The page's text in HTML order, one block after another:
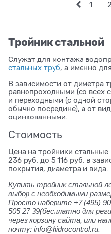
1 2
Тройник стальной
Служат для монтажа
стальных труб, а именно
В зависимости от диметра
равнопроходными (со всех
и переходными (с одной
обычно посредине), а от
оцинкованными.
Стоимость
Цена на тройники стальные
236 руб. до 5 116 руб. в
покрытия, диаметра и вида.
Купить тройник стальной
выбор с необходимыми
Просто наберите +7 (495)
505 27 39(бесплатно для
через корзину сайта, или
почту: info@hidrocontrol.ru.